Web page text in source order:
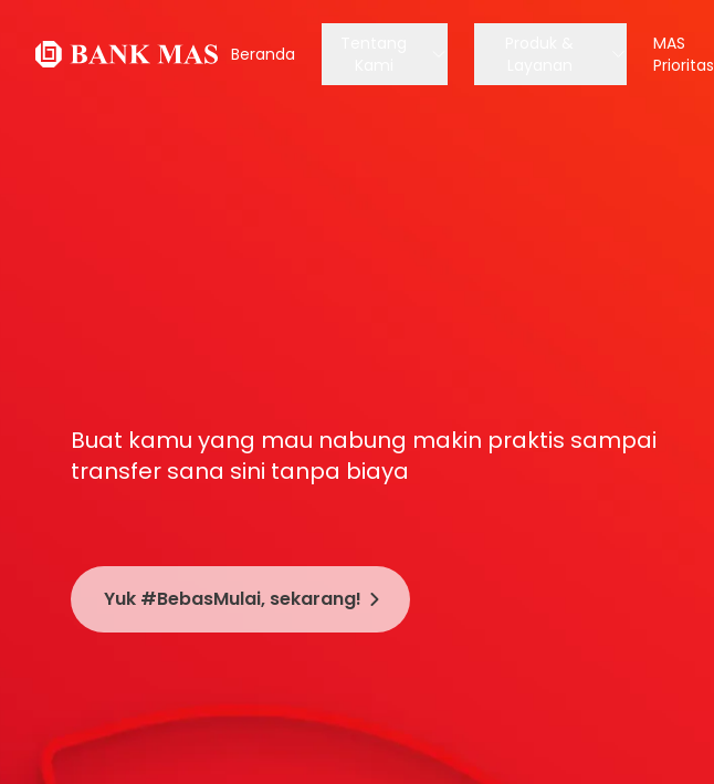
Beranda
MAS
Prioritas
Buat kamu yang mau nabung makin praktis sampai
transfer sana sini tanpa biaya
Yuk #BebasMulai, sekarang!